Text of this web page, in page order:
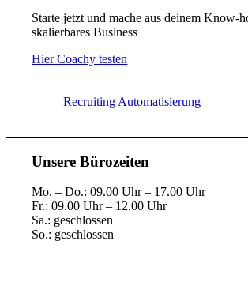
Starte jetzt und mache aus deinem Know-
skalierbares Business
Hier Coachy testen
Recruiting Automatisierung
Unsere Bürozeiten
Mo. – Do.: 09.00 Uhr – 17.00 Uhr
Fr.: 09.00 Uhr – 12.00 Uhr
Sa.: geschlossen
So.: geschlossen